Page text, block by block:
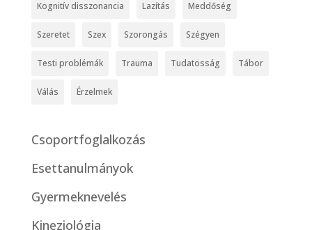
Kognitív disszonancia Lazítás Meddőség
Szeretet Szex Szorongás Szégyen
Testi problémák Trauma Tudatosság Tábor
Válás Érzelmek
Csoportfoglalkozás
Esettanulmányok
Gyermeknevelés
Kineziológia